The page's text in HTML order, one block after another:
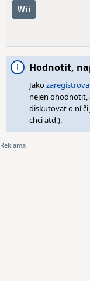
Wii
Hodnotit,
Jako
nejen ohodnotit,
diskutovat o ní
chci atd.).